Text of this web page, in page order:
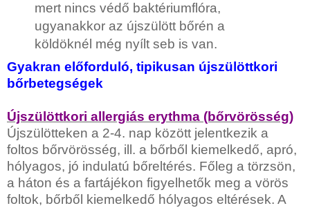
mert nincs védő baktériumflóra,
ugyanakkor az újszülött bőrén a
köldöknél még nyílt seb is van.
Gyakran előforduló, tipikusan újszülöttkori
bőrbetegségek
Újszülöttkori allergiás erythma (bőrvörösség)
Újszülötteken a 2-4. nap között jelentkezik a
foltos bőrvörösség, ill. a bőrből kiemelkedő, apró,
hólyagos, jó indulatú bőreltérés. Főleg a törzsön,
a háton és a fartájékon figyelhetők meg a vörös
foltok, bőrből kiemelkedő hólyagos eltérések. A